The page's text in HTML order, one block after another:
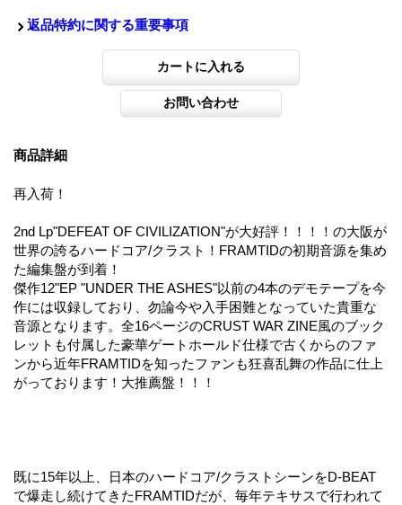
返品特約に関する重要事項
商品詳細
再入荷！
2nd Lp"DEFEAT OF CIVILIZATION"が大好評！！！！の大阪が
世界の誇るハードコア/クラスト！FRAMTIDの初期音源を集め
た編集盤が到着！
傑作12"EP "UNDER THE ASHES"以前の4本のデモテープを今
作には収録しており、勿論今や入手困難となっていた貴重な
音源となります。全16ページのCRUST WAR ZINE風のブック
レットも付属した豪華ゲートホールド仕様で古くからのファ
ンから近年FRAMTIDを知ったファンも狂喜乱舞の作品に仕上
がっております！大推薦盤！！！
既に15年以上、日本のハードコア/クラストシーンをD‐BEAT
で爆走し続けてきたFRAMTIDだが、毎年テキサスで行われて